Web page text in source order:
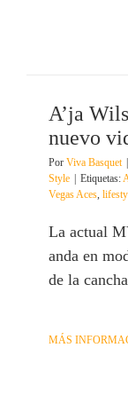
A’ja
nuevo
Por Viva Basquet |
Style | Etiquetas:
Vegas Aces
La actual
anda en
de la
MÁS